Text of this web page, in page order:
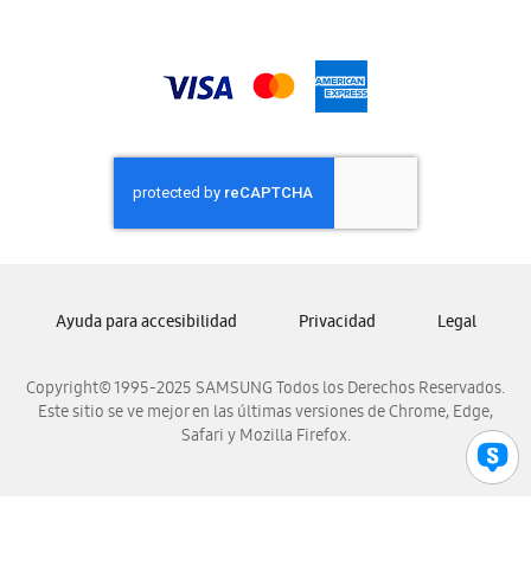
Samsung Nicaragua
Samsung Panamá
Samsung República Dominicana
Samsung Venezuela
Copyright© 1995-2025 SAMSUNG Todos los Derechos Reservados.
Este sitio se ve mejor en las últimas versiones de Chrome, Edge,
Safari y Mozilla Firefox.
Ayuda para accesibilidad Privacidad Legal